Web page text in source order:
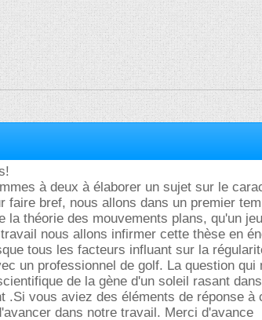
à deux à élaborer un sujet sur le
faire bref, nous allons dans un premier
la théorie des mouvements plans, qu'un
nous allons infirmer cette thèse en
tous les facteurs influant sur la
un professionnel de golf. La question
de la gène d'un soleil rasant
.Si vous aviez des éléments de réponse à
dans notre travail. Merci d'avance